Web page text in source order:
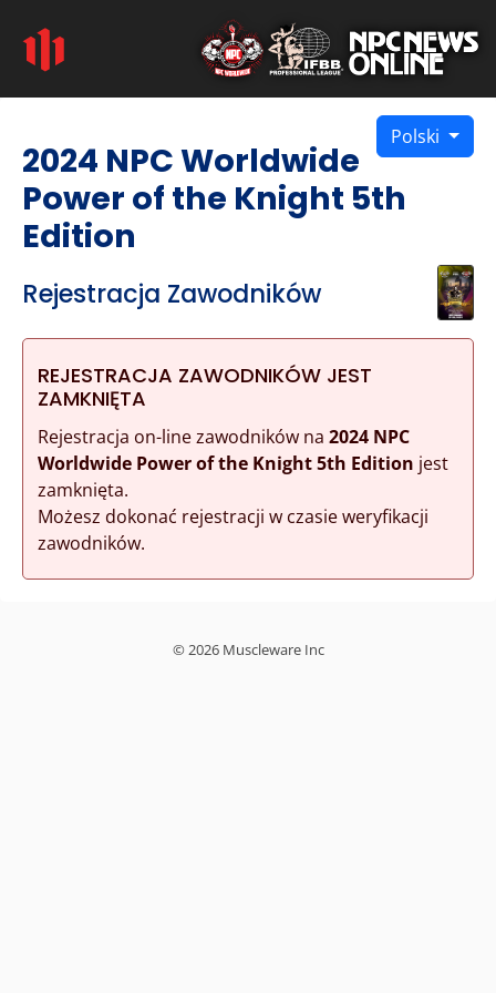
Polski
2024 NPC Worldwide
Power of the Knight 5th
Edition
Rejestracja Zawodników
REJESTRACJA ZAWODNIKÓW JEST
ZAMKNIĘTA
Rejestracja on-line zawodników na 2024 NPC
Worldwide Power of the Knight 5th Edition jest
zamknięta.
Możesz dokonać rejestracji w czasie weryfikacji
zawodników.
© 2026 Muscleware Inc